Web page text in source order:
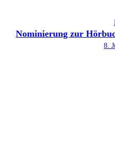
Nominierung zur
8.